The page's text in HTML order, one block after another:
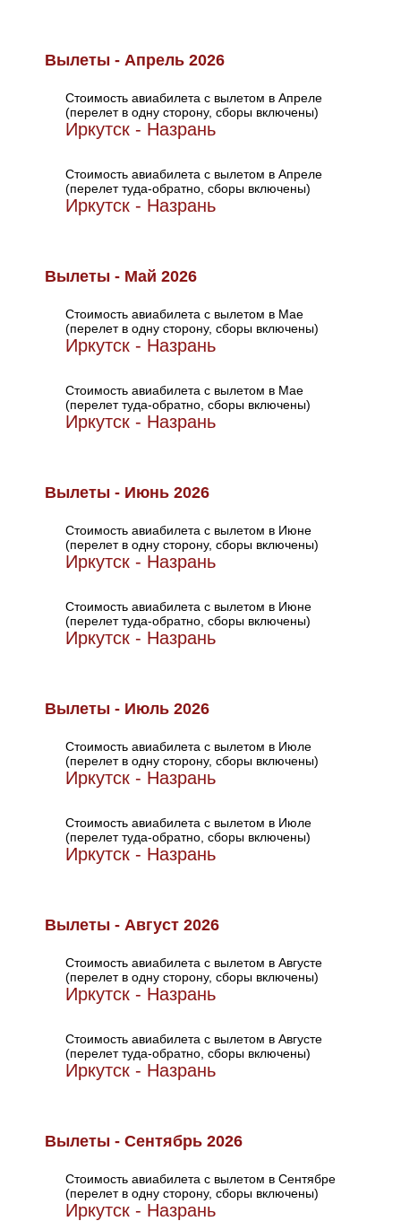
Вылеты - Апрель 2026
Стоимость авиабилета с вылетом в Апреле
(перелет в одну сторону, сборы включены)
Иркутск - Назрань
Стоимость авиабилета с вылетом в Апреле
(перелет туда-обратно, сборы включены)
Иркутск - Назрань
Вылеты - Май 2026
Стоимость авиабилета с вылетом в Мае
(перелет в одну сторону, сборы включены)
Иркутск - Назрань
Стоимость авиабилета с вылетом в Мае
(перелет туда-обратно, сборы включены)
Иркутск - Назрань
Вылеты - Июнь 2026
Стоимость авиабилета с вылетом в Июне
(перелет в одну сторону, сборы включены)
Иркутск - Назрань
Стоимость авиабилета с вылетом в Июне
(перелет туда-обратно, сборы включены)
Иркутск - Назрань
Вылеты - Июль 2026
Стоимость авиабилета с вылетом в Июле
(перелет в одну сторону, сборы включены)
Иркутск - Назрань
Стоимость авиабилета с вылетом в Июле
(перелет туда-обратно, сборы включены)
Иркутск - Назрань
Вылеты - Август 2026
Стоимость авиабилета с вылетом в Августе
(перелет в одну сторону, сборы включены)
Иркутск - Назрань
Стоимость авиабилета с вылетом в Августе
(перелет туда-обратно, сборы включены)
Иркутск - Назрань
Вылеты - Сентябрь 2026
Стоимость авиабилета с вылетом в Сентябре
(перелет в одну сторону, сборы включены)
Иркутск - Назрань